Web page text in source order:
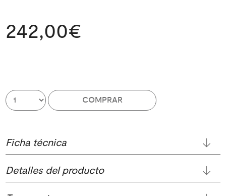
242,00€
COMPRAR
Ficha técnica
Detalles del producto